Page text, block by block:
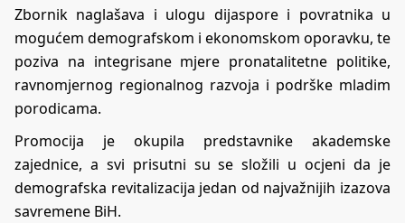
Zbornik naglašava i ulogu dijaspore i povratnika u
mogućem demografskom i ekonomskom oporavku, te
poziva na integrisane mjere pronatalitetne politike,
ravnomjernog regionalnog razvoja i podrške mladim
porodicama.
Promocija je okupila predstavnike akademske
zajednice, a svi prisutni su se složili u ocjeni da je
demografska revitalizacija jedan od najvažnijih izazova
savremene BiH.